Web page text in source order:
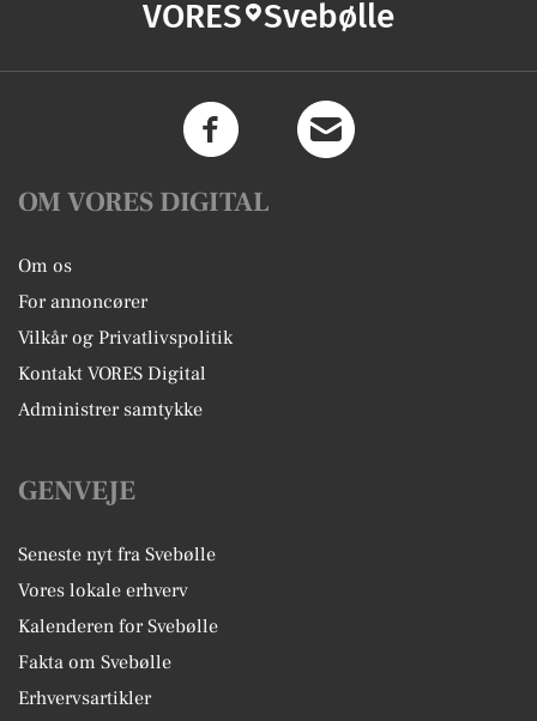
VORES Svebølle
OM VORES DIGITAL
Om os
For annoncører
Vilkår og Privatlivspolitik
Kontakt VORES Digital
Administrer samtykke
GENVEJE
Seneste nyt fra Svebølle
Vores lokale erhverv
Kalenderen for Svebølle
Fakta om Svebølle
Erhvervsartikler